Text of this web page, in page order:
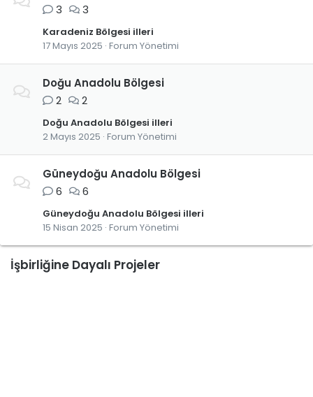
3
3
Karadeniz Bölgesi illeri
17 Mayıs 2025 Forum Yönetimi
Doğu Anadolu Bölgesi
2
2
Doğu Anadolu Bölgesi illeri
2 Mayıs 2025 Forum Yönetimi
Güneydoğu Anadolu Bölgesi
6
6
Güneydoğu Anadolu Bölgesi illeri
15 Nisan 2025 Forum Yönetimi
İşbirliğine Dayalı Projeler